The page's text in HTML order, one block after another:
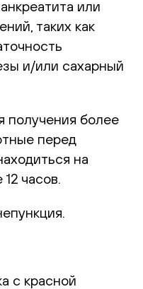
или
таких как
и/или сахарный
получения более
перед
на
часов.
с красной